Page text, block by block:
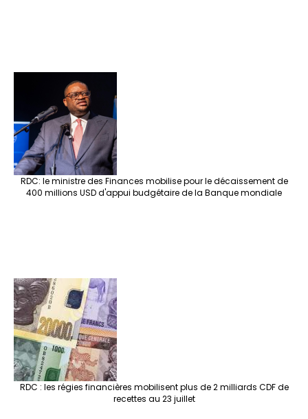
RDC: le ministre des Finances mobilise pour le décaissement de
400 millions USD d'appui budgétaire de la Banque mondiale
RDC : les régies financières mobilisent plus de 2 milliards CDF de
recettes au 23 juillet